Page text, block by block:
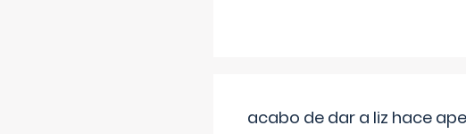
acabo de dar a liz hace